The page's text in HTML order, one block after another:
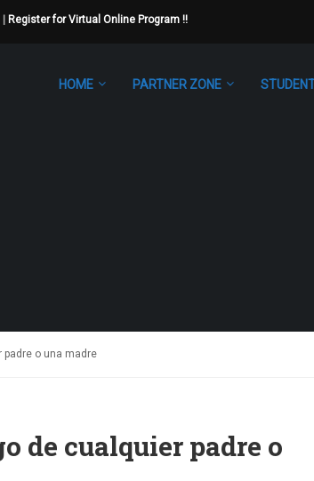
Register for Virtual Online Program !!
HOME PARTNER ZONE
padre o una madre
de cualquier padre o